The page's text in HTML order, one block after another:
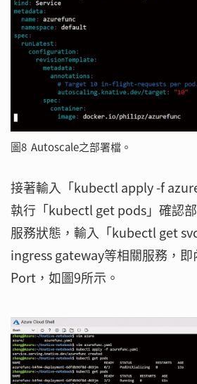
圖8 Autoscale之部署檔。
接著輸入「kubectl apply -f
執行「kubectl get pods」確認
服務狀態，輸入「kubectl get
ingress gateway等相關服務，即
Port，如圖9所示。